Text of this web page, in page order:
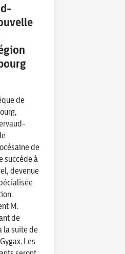
de
de
succède à
devenue
M.
de
la suite de
Les